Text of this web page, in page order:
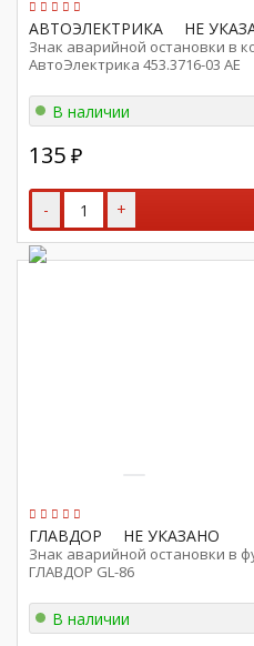
АВТОЭЛЕКТРИКА НЕ
Знак аварийной остановки в
АвтоЭлектрика 453.3716-03 AE
В наличии
135 ₽
- +
ГЛАВДОР НЕ УКАЗАНО
Знак аварийной остановки в
ГЛАВДОР GL-86
В наличии